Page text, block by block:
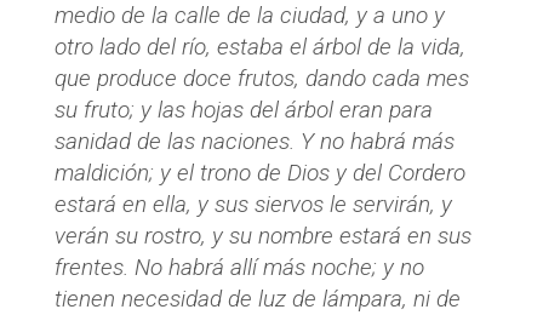
medio de la calle de la ciudad, y a uno y
otro lado del río, estaba el árbol de la vida,
que produce doce frutos, dando cada mes
su fruto; y las hojas del árbol eran para
sanidad de las naciones. Y no habrá más
maldición; y el trono de Dios y del Cordero
estará en ella, y sus siervos le servirán, y
verán su rostro, y su nombre estará en sus
frentes. No habrá allí más noche; y no
tienen necesidad de luz de lámpara, ni de